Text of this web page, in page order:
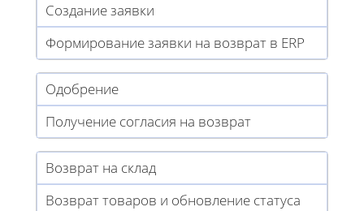
Создание заявки
Формирование заявки на возврат в ERP
Одобрение
Получение согласия на возврат
Возврат на склад
Возврат товаров и обновление статуса